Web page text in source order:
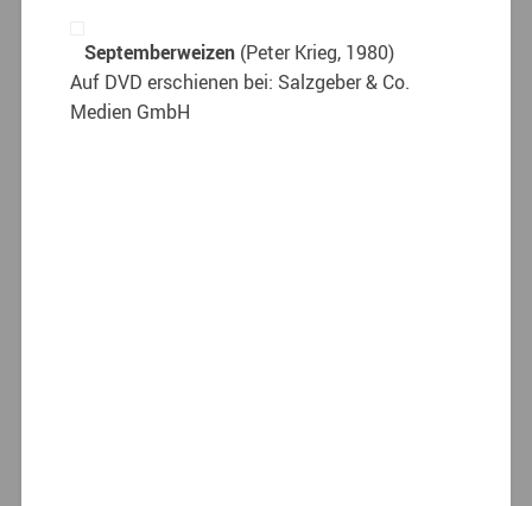
Septemberweizen (Peter Krieg, 1980)
Auf DVD erschienen bei: Salzgeber & Co.
Medien GmbH